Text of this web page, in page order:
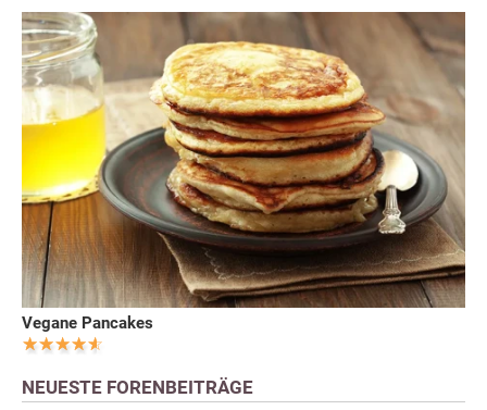
Vegane Pancakes
NEUESTE FORENBEITRÄGE